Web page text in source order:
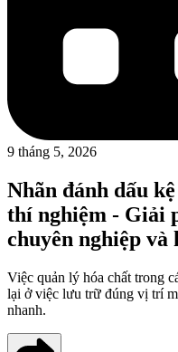
9 tháng 5, 2026
Nhãn đánh dấu
thí nghiệm - Giải
chuyên nghiệp và
Việc quản lý hóa chất trong
lại ở việc lưu trữ đúng vị trí
nhanh.